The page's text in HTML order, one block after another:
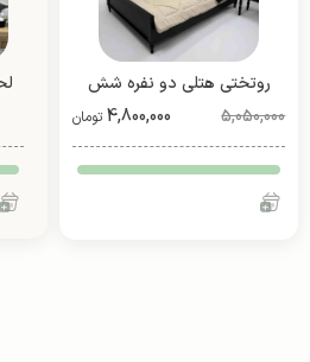
روتختی هتلی دو نفره شش
تیکه
5,050,000
4,800,000 تومان